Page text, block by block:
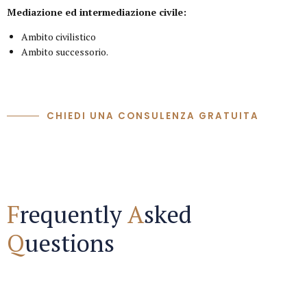
Mediazione ed intermediazione civile:
Ambito civilistico
Ambito successorio.
CHIEDI UNA CONSULENZA GRATUITA
FrequentlyAsked
Questions